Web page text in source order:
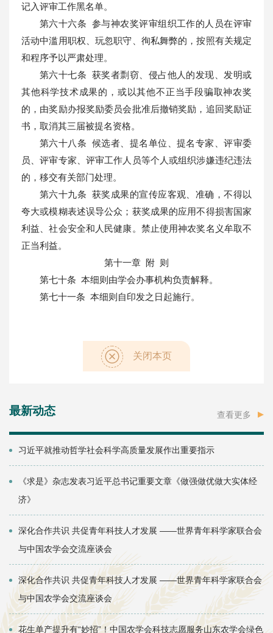
记入评审工作黑名单。
第六十六条 参与神农奖评审组织工作的人员在评审
活动中滥用职权、玩忽职守、徇私舞弊的，按照有关规定
和程序予以严肃处理。
第六十七条 获奖者剽窃、侵占他人的发现、发明或
其他科学技术成果的，或以其他不正当手段骗取神农奖
的，由奖励办报奖励委员会批准后撤销奖励，追回奖励证
书，取消其三届被提名资格。
第六十八条 候选者、提名单位、提名专家、评审委
员、评审专家、评审工作人员等个人或组织涉嫌违纪违法
的，移交有关部门处理。
第六十九条 获奖成果的宣传应客观、准确，不得以
夸大或模糊表述误导公众；获奖成果的应用不得损害国家
利益、社会安全和人民健康。禁止使用神农奖名义牟取不
正当利益。
第十一章 附 则
第七十条 本细则由学会办事机构负责解释。
第七十一条 本细则自印发之日起施行。
关闭本页
查看更多
最新动态
习近平就推动哲学社会科学高质量发展作出重要指示
《求是》杂志发表习近平总书记重要文章《做强做优做大实体经
济》
深化合作共识 共促青年科技人才发展 ——世界青年科学家联合会
与中国农学会交流座谈会
深化合作共识 共促青年科技人才发展 ——世界青年科学家联合会
与中国农学会交流座谈会
花生单产提升有“妙招”！中国农学会科技志愿服务山东农学会绿色